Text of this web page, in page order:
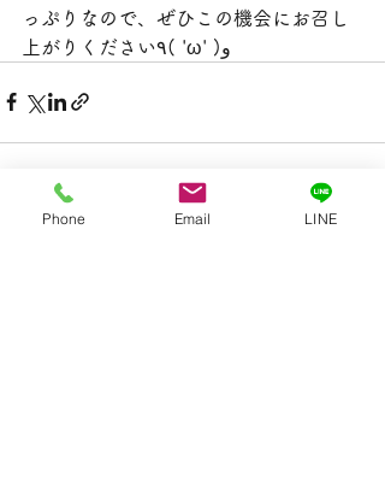
っぷりなので、ぜひこの機会にお召し
上がりください٩( 'ω' )و
Phone Email LINE